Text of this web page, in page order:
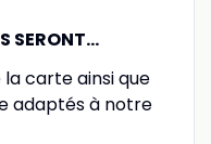
SERONT…
carte ainsi que
adaptés à notre